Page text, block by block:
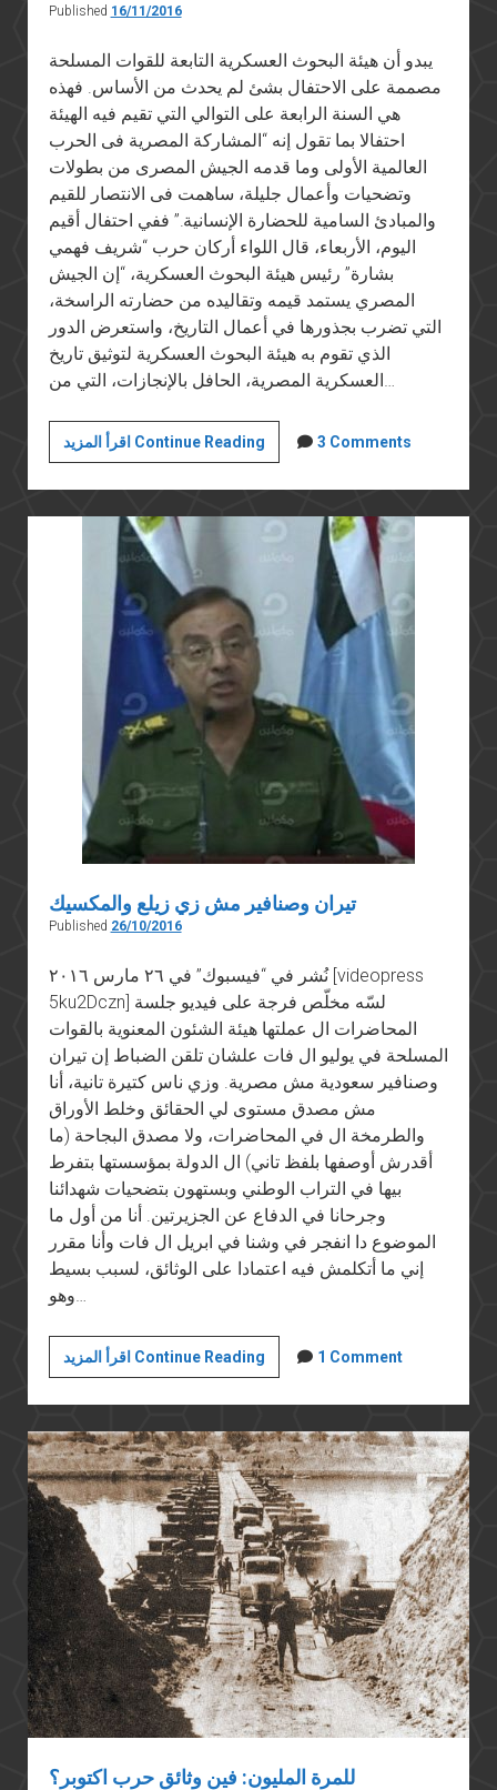
Published 16/11/2016
يبدو أن هيئة البحوث العسكرية التابعة للقوات المسلحة
مصممة على الاحتفال بشئ لم يحدث من الأساس. فهذه
هي السنة الرابعة على التوالي التي تقيم فيه الهيئة
احتفالا بما تقول إنه “المشاركة المصرية فى الحرب
العالمية الأولى وما قدمه الجيش المصرى من بطولات
وتضحيات وأعمال جليلة، ساهمت فى الانتصار للقيم
والمبادئ السامية للحضارة الإنسانية.” ففي احتفال أقيم
اليوم، الأربعاء، قال اللواء أركان حرب “شريف فهمي
بشارة” رئيس هيئة البحوث العسكرية، “إن الجيش
المصري يستمد قيمه وتقاليده من حضارته الراسخة،
التي تضرب بجذورها في أعمال التاريخ، واستعرض الدور
الذي تقوم به هيئة البحوث العسكرية لتوثيق تاريخ
اقرأ المزيد Continue Readingالاحتفال
باللاشئ
3 Comments
تيران وصنافير مش زي زيلع والمكسيك
Published 26/10/2016
نُشر في “فيسبوك” في ٢٦ مارس ٢٠١٦ [videopress
5ku2Dczn] لسّه مخلّص فرجة على فيديو جلسة
المحاضرات ال عملتها هيئة الشئون المعنوية بالقوات
المسلحة في يوليو ال فات علشان تلقن الضباط إن تيران
وصنافير سعودية مش مصرية. وزي ناس كتيرة تانية، أنا
مش مصدق مستوى لي الحقائق وخلط الأوراق
والطرمخة ال في المحاضرات، ولا مصدق البجاحة (ما
أقدرش أوصفها بلفظ تاني) ال الدولة بمؤسستها بتفرط
بيها في التراب الوطني وبستهون بتضحيات شهدائنا
وجرحانا في الدفاع عن الجزيرتين. أنا من أول ما
الموضوع دا انفجر في وشنا في ابريل ال فات وأنا مقرر
إني ما أتكلمش فيه اعتمادا على الوثائق، لسبب بسيط
اقرأ المزيد Continue Readingتيران
وصنافير
مش
زي
زيلع
والمكسيك
1 Comment
للمرة المليون: فين وثائق حرب اكتوبر؟